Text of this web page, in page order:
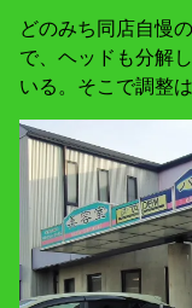
どのみち同店自慢
で、ヘッドも分解
いる。そこで調整